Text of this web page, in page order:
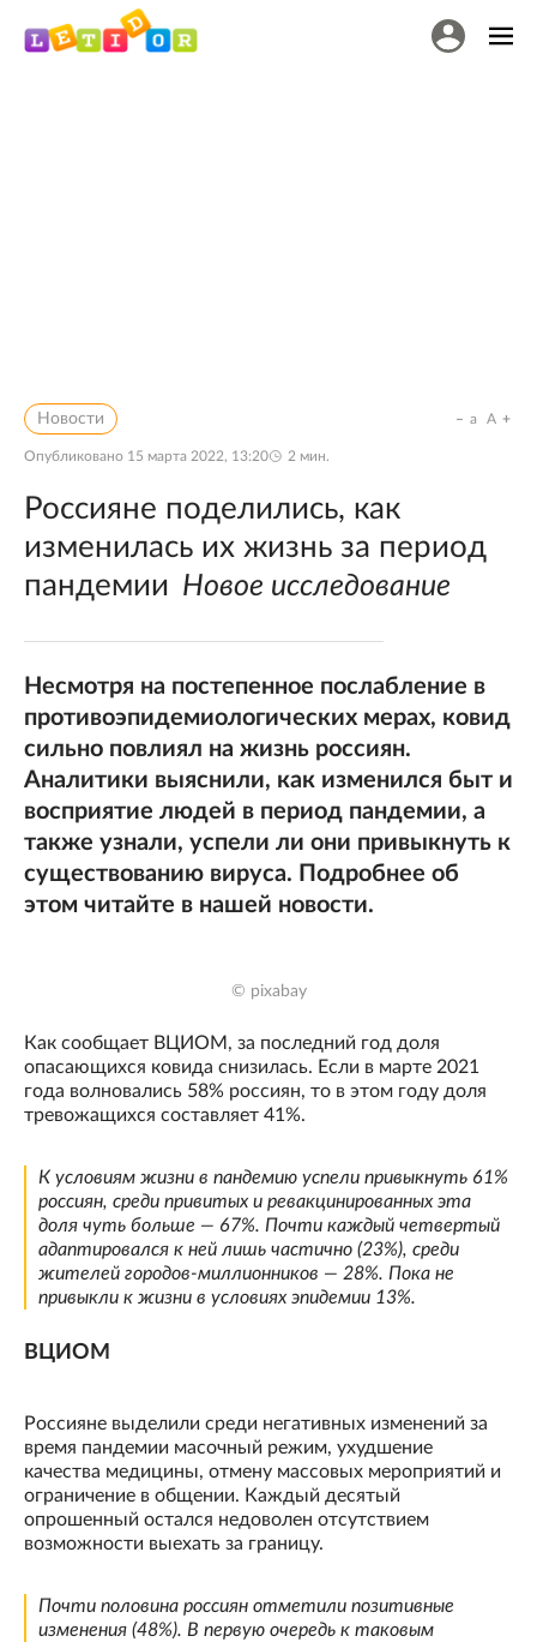
Новости
Опубликовано 15 марта 2022, 13:20 2 мин.
a A
Россияне поделились, как
изменилась их жизнь за период
пандемии Новое исследование
Несмотря на постепенное послабление в
противоэпидемиологических мерах, ковид
сильно повлиял на жизнь россиян.
Аналитики выяснили, как изменился быт и
восприятие людей в период пандемии, а
также узнали, успели ли они привыкнуть к
существованию вируса. Подробнее об
этом читайте в нашей новости.
© pixabay
Как сообщает ВЦИОМ, за последний год доля
опасающихся ковида снизилась. Если в марте 2021
года волновались 58% россиян, то в этом году доля
тревожащихся составляет 41%.
К условиям жизни в пандемию успели привыкнуть 61%
россиян, среди привитых и ревакцинированных эта
доля чуть больше — 67%. Почти каждый четвертый
адаптировался к ней лишь частично (23%), среди
жителей городов-миллионников — 28%. Пока не
привыкли к жизни в условиях эпидемии 13%.
ВЦИОМ
Россияне выделили среди негативных изменений за
время пандемии масочный режим, ухудшение
качества медицины, отмену массовых мероприятий и
ограничение в общении. Каждый десятый
опрошенный остался недоволен отсутствием
возможности выехать за границу.
Почти половина россиян отметили позитивные
изменения (48%). В первую очередь к таковым